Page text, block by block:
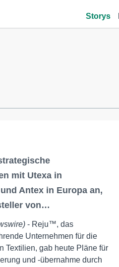
Storys
mit Utexa in
Antex in Europa an,
von…
- Reju™, das
Unternehmen für die
Textilien, gab heute Pläne für
und -übernahme durch